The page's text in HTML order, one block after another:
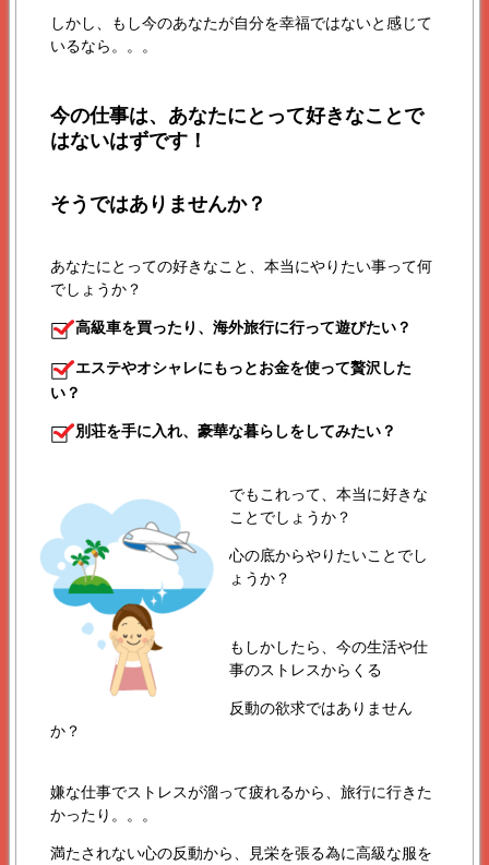
しかし、もし今のあなたが自分を幸福ではないと感じて
いるなら。。。
今の仕事は、あなたにとって好きなことで
はないはずです！
そうではありませんか？
あなたにとっての好きなこと、本当にやりたい事って何
でしょうか？
高級車を買ったり、海外旅行に行って遊びたい？
エステやオシャレにもっとお金を使って贅沢した
い？
別荘を手に入れ、豪華な暮らしをしてみたい？
でもこれって、本当に好きな
ことでしょうか？
心の底からやりたいことでし
ょうか？
もしかしたら、今の生活や仕
事のストレスからくる
反動の欲求ではありません
か？
嫌な仕事でストレスが溜って疲れるから、旅行に行きた
かったり。。。
満たされない心の反動から、見栄を張る為に高級な服を